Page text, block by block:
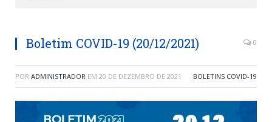
Boletim COVID-19 (20/12/2021) 0
POR ADMINISTRADOR EM 20 DE DEZEMBRO DE 2021 BOLETINS COVID-19